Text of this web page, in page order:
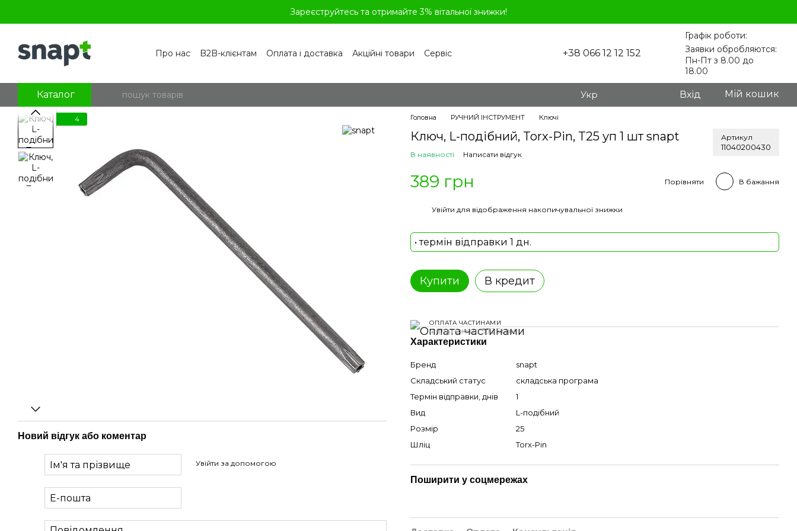
Зареєструйтесь та отримайте 3% вітальної знижки!
Про нас B2B-клієнтам Оплата і доставка Акційні товари
Сервіс
Блог
+38 066 12 12 152
Графік роботи:
Заявки обробляются:
Пн-Пт з 8.00 до
18.00
Каталог Укр Вхід Мій кошик
4
Новий відгук або коментар
Увійти за допомогою
Головна РУЧНИЙ ІНСТРУМЕНТ Ключі
Ключ, L-подібний, Torx-Pin, T25 уп 1 шт snapt Артикул
11040200430
В наявності Написати відгук
389 грн Порівняти В бажання
Увійти для відображення накопичувальної знижки
• термін відправки 1 дн.
Купити В кредит
ОПЛАТА ЧАСТИНАМИ
4 платежі по 97.25 грн
Характеристики
Бренд
snapt
Складський статус
складська програма
Термін відправки, днів
1
Вид
L-подібний
Розмір
25
Шліц
Torx-Pin
Поширити у соцмережах